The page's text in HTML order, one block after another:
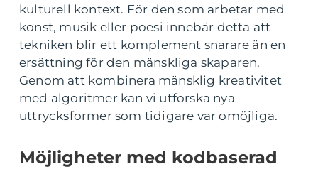
kulturell kontext. För den som arbetar med
konst, musik eller poesi innebär detta att
tekniken blir ett komplement snarare än en
ersättning för den mänskliga skaparen.
Genom att kombinera mänsklig kreativitet
med algoritmer kan vi utforska nya
uttrycksformer som tidigare var omöjliga.
Möjligheter med kodbaserad